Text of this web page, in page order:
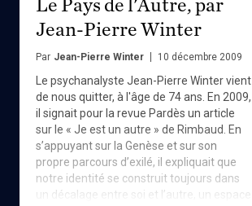
Jean-Pierre Winter
Par Jean-Pierre Winter 10 décembre 2009
Le psychanalyste Jean-Pierre Winter vient
de nous quitter, à l'âge de 74 ans. En 2009,
il signait pour la revue Pardès un article
sur le « Je est un autre » de Rimbaud. En
s’appuyant sur la Genèse et sur son
propre parcours d’exilé, il expliquait que
notre identité se construit toujours dans
un décalage entre soi et l’autre, un espace